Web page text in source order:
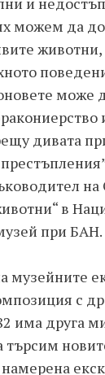
можем да
животни,
може
дивата
на
в
при БАН.
музейните
с
има друга
търсим